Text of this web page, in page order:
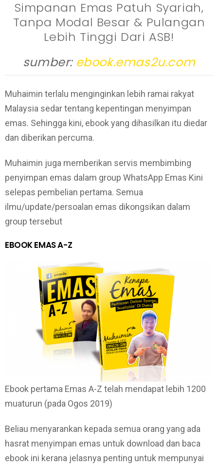
Simpanan Emas Patuh Syariah,
Tanpa Modal Besar & Pulangan
Lebih Tinggi Dari ASB!
sumber: ebook.emas2u.com
Muhaimin terlalu menginginkan lebih ramai rakyat
Malaysia sedar tentang kepentingan menyimpan
emas. Sehingga kini, ebook yang dihasilkan itu diedar
dan diberikan percuma.
Muhaimin juga memberikan servis membimbing
penyimpan emas dalam group WhatsApp Emas Kini
selepas pembelian pertama. Semua
ilmu/update/persoalan emas dikongsikan dalam
group tersebut
EBOOK EMAS A-Z
Ebook pertama Emas A-Z telah mendapat lebih 1200
muaturun (pada Ogos 2019)
Beliau menyarankan kepada semua orang yang ada
hasrat menyimpan emas untuk download dan baca
ebook ini kerana jelasnya penting untuk mempunyai